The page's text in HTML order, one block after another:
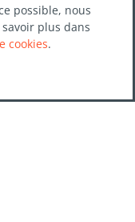
possible, nous
plus dans
cookies.